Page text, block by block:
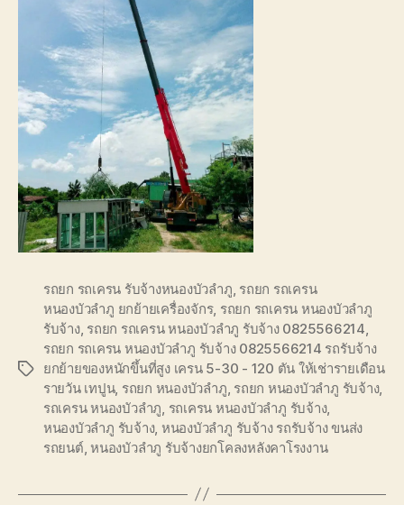
Tags
รถยก รถเครน รับจ้างหนองบัวลำภู รถยก รถเครน
หนองบัวลำภู ยกย้ายเครื่องจักร, รถยก รถเครน หนองบัวลำภู
รับจ้าง, รถยก รถเครน หนองบัวลำภู รับจ้าง 0825566214
รถยก รถเครน หนองบัวลำภู รับจ้าง 0825566214 รถรับจ้าง
ยกย้ายของหนักขึ้นที่สูง เครน 5-30 - 120 ตัน ให้เช่ารายเดือน
รายวัน เทปูน, รถยก หนองบัวลำภู รถยก หนองบัวลำภู รับจ้าง,
รถเครน หนองบัวลำภู รถเครน หนองบัวลำภู รับจ้าง,
หนองบัวลำภู รับจ้าง, หนองบัวลำภู รับจ้าง รถรับจ้าง ขนส่ง
รถยนต์,หนองบัวลำภู รับจ้างยกโคลงหลังคาโรงงาน